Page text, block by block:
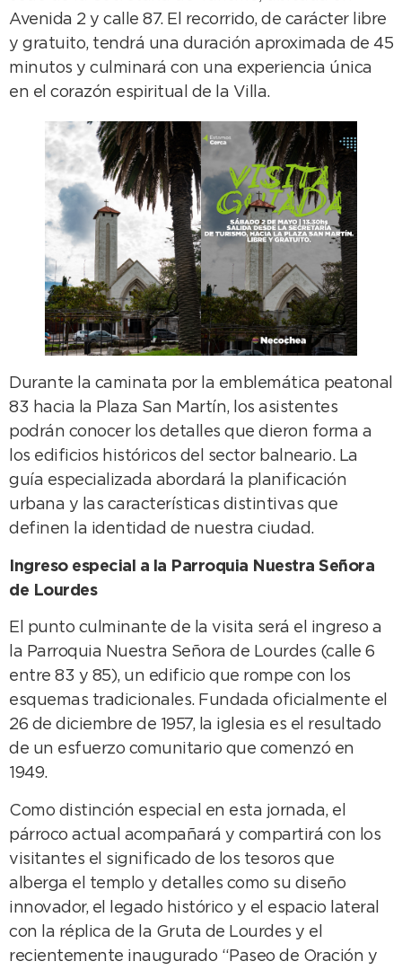
Avenida 2 y calle 87. El recorrido, de carácter libre
y gratuito, tendrá una duración aproximada de 45
minutos y culminará con una experiencia única
en el corazón espiritual de la Villa.
Durante la caminata por la emblemática peatonal
83 hacia la Plaza San Martín, los asistentes
podrán conocer los detalles que dieron forma a
los edificios históricos del sector balneario. La
guía especializada abordará la planificación
urbana y las características distintivas que
definen la identidad de nuestra ciudad.
Ingreso especial a la Parroquia Nuestra Señora
de Lourdes
El punto culminante de la visita será el ingreso a
la Parroquia Nuestra Señora de Lourdes (calle 6
entre 83 y 85), un edificio que rompe con los
esquemas tradicionales. Fundada oficialmente el
26 de diciembre de 1957, la iglesia es el resultado
de un esfuerzo comunitario que comenzó en
1949.
Como distinción especial en esta jornada, el
párroco actual acompañará y compartirá con los
visitantes el significado de los tesoros que
alberga el templo y detalles como su diseño
innovador, el legado histórico y el espacio lateral
con la réplica de la Gruta de Lourdes y el
recientemente inaugurado “Paseo de Oración y